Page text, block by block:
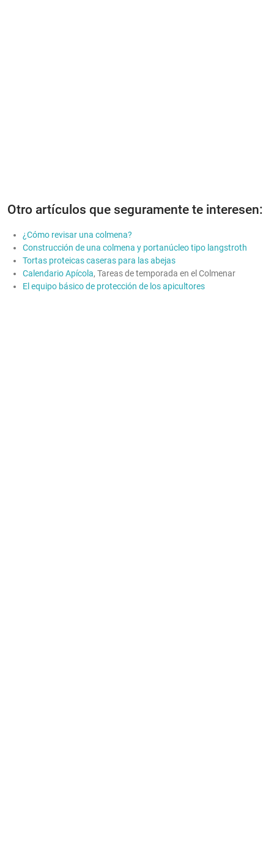
Otro artículos que seguramente te interesen:
¿Cómo revisar una colmena?
Construcción de una colmena y portanúcleo tipo langstroth
Tortas proteicas caseras para las abejas
Calendario Apícola, Tareas de temporada en el Colmenar
El equipo básico de protección de los apicultores